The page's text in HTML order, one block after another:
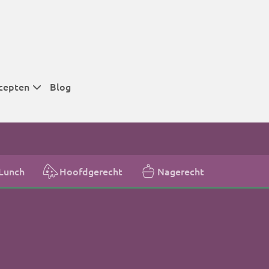
tijden
tijden
Blog
Hoofdgerecht Nagerecht